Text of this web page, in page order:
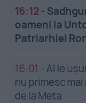
16:12 -
oameni la
Patriarhiei
16:01 -AI le
nu primesc
de la Meta